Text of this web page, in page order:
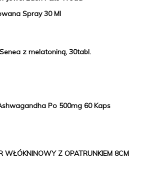
Spray 30 Ml
z melatoniną, 30tabl.
Po 500mg 60 Kaps
WŁÓKNINOWY Z OPATRUNKIEM 8CM